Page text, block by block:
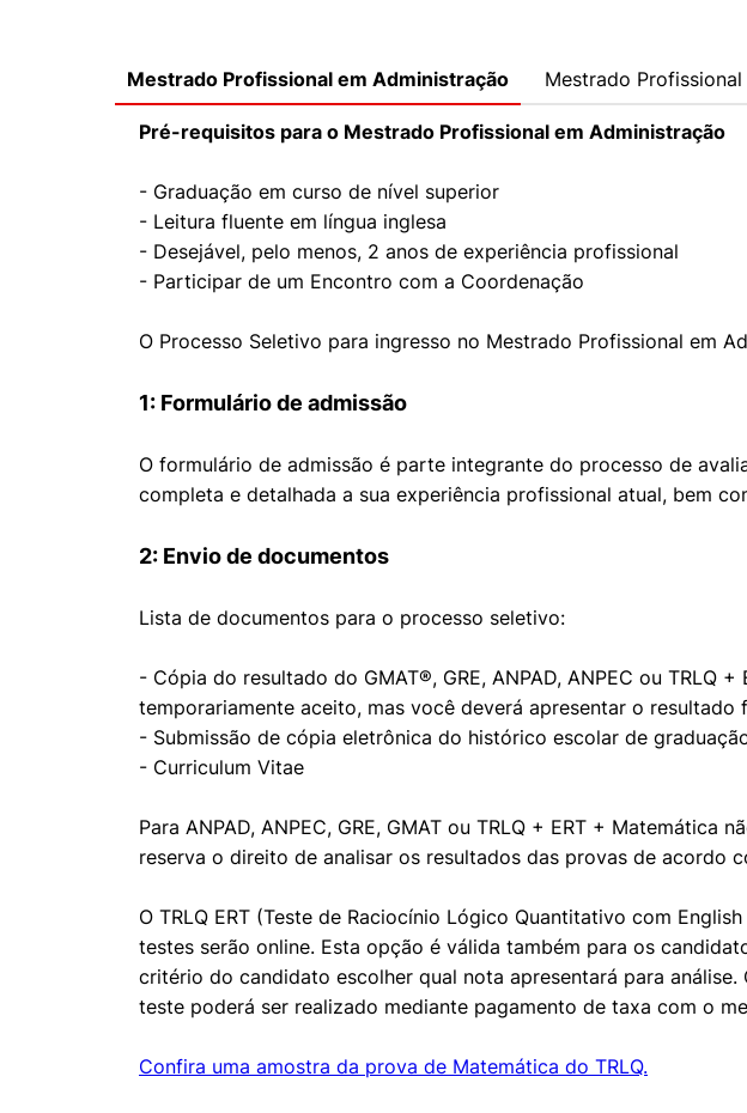
Women in Action
Trabalhe conosco
Sala de Imprensa
Pesquisa na Graduação
Seminários Acadêmicos
Comitê de Ética em
Pesquisa
Linkedin
Mestrado Profissional em Administração Mestrado
Pré-requisitos para o Mestrado Profissional em Administração
- Graduação em curso de nível superior
- Leitura fluente em língua inglesa
- Desejável, pelo menos, 2 anos de experiência profissional
- Participar de um Encontro com a Coordenação
O Processo Seletivo para ingresso no Mestrado Profissional em
1: Formulário de admissão
O formulário de admissão é parte integrante do processo de
completa e detalhada a sua experiência profissional atual, bem
2: Envio de documentos
Lista de documentos para o processo seletivo:
- Cópia do resultado do GMAT®, GRE, ANPAD, ANPEC ou
temporariamente aceito, mas você deverá apresentar o
- Submissão de cópia eletrônica do histórico escolar de
- Curriculum Vitae
Para ANPAD, ANPEC, GRE, GMAT ou TRLQ + ERT +
reserva o direito de analisar os resultados das provas de acordo
O TRLQ ERT (Teste de Raciocínio Lógico Quantitativo com
testes serão online. Esta opção é válida também para os
critério do candidato escolher qual nota apresentará para
teste poderá ser realizado mediante pagamento de taxa com o
Confira uma amostra da prova de Matemática do TRLQ.